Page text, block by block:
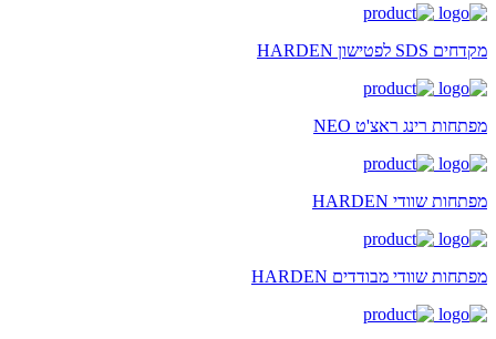
מקדחים SDS לפטישון HARDEN
מפתחות רינג ראצ'ט NEO
מפתחות שוודי HARDEN
מפתחות שוודי מבודדים HARDEN